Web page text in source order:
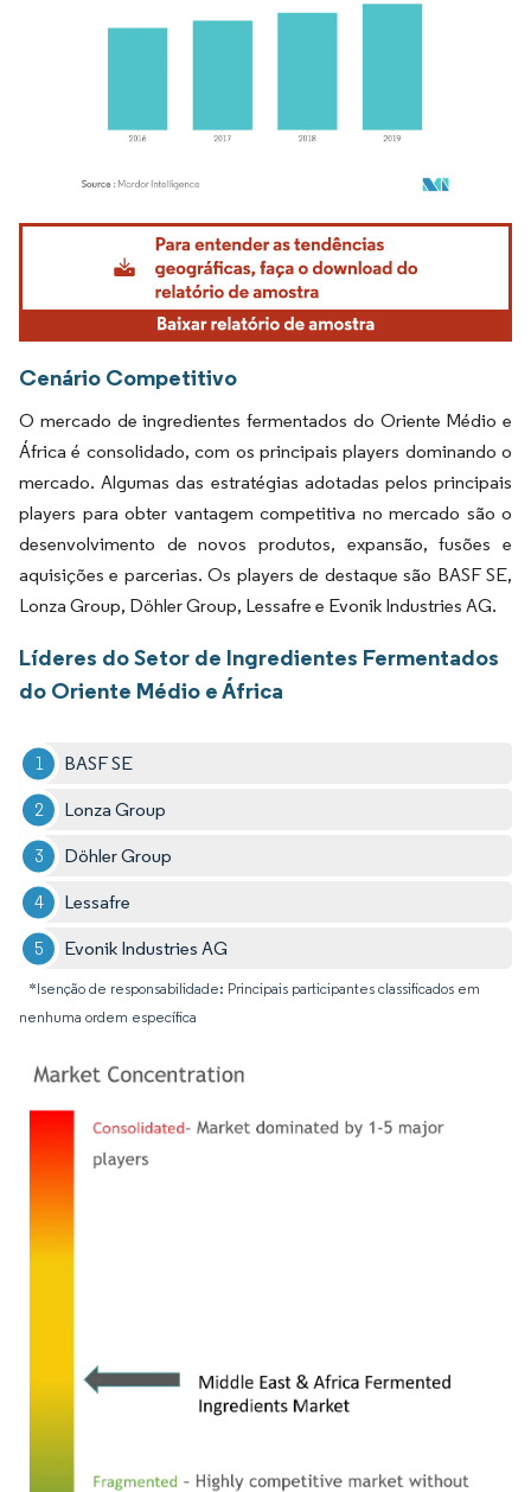
Imagem © Mordor Intelligence. O reuso requer atribuição conforme CC BY 4.0.
Cenário Competitivo
O mercado de ingredientes fermentados do Oriente Médio e
África é consolidado, com os principais players dominando o
mercado. Algumas das estratégias adotadas pelos principais
players para obter vantagem competitiva no mercado são o
desenvolvimento de novos produtos, expansão, fusões e
aquisições e parcerias. Os players de destaque são BASF SE,
Lonza Group, Döhler Group, Lessafre e Evonik Industries AG.
Líderes do Setor de Ingredientes Fermentados
do Oriente Médio e África
BASF SE
Lonza Group
Döhler Group
Lessafre
Evonik Industries AG
*Isenção de responsabilidade: Principais participantes classificados em
nenhuma ordem específica